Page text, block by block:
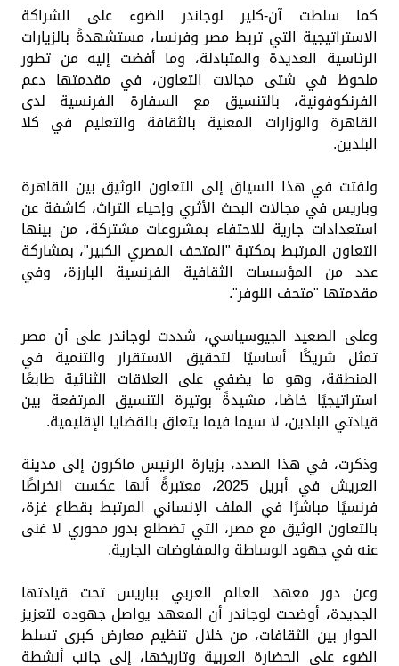
كما سلطت آن-كلير لوجاندر الضوء على الشراكة
الاستراتيجية التي تربط مصر وفرنسا، مستشهدةً بالزيارات
الرئاسية العديدة والمتبادلة، وما أفضت إليه من تطور
ملحوظ في شتى مجالات التعاون، في مقدمتها دعم
الفرنكوفونية، بالتنسيق مع السفارة الفرنسية لدى
القاهرة والوزارات المعنية بالثقافة والتعليم في كلا
البلدين.
ولفتت في هذا السياق إلى التعاون الوثيق بين القاهرة
وباريس في مجالات البحث الأثري وإحياء التراث، كاشفة عن
استعدادات جارية للاحتفاء بمشروعات مشتركة، من بينها
التعاون المرتبط بمكتبة "المتحف المصري الكبير"، بمشاركة
عدد من المؤسسات الثقافية الفرنسية البارزة، وفي
مقدمتها "متحف اللوفر".
وعلى الصعيد الجيوسياسي، شددت لوجاندر على أن مصر
تمثل شريكًا أساسيًا لتحقيق الاستقرار والتنمية في
المنطقة، وهو ما يضفي على العلاقات الثنائية طابعًا
استراتيجيًا خاصًا، مشيدةً بوتيرة التنسيق المرتفعة بين
قيادتي البلدين، لا سيما فيما يتعلق بالقضايا الإقليمية.
وذكرت، في هذا الصدد، بزيارة الرئيس ماكرون إلى مدينة
العريش في أبريل 2025، معتبرةً أنها عكست انخراطًا
فرنسيًا مباشرًا في الملف الإنساني المرتبط بقطاع غزة،
بالتعاون الوثيق مع مصر، التي تضطلع بدور محوري لا غنى
عنه في جهود الوساطة والمفاوضات الجارية.
وعن دور معهد العالم العربي بباريس تحت قيادتها
الجديدة، أوضحت لوجاندر أن المعهد يواصل جهوده لتعزيز
الحوار بين الثقافات، من خلال تنظيم معارض كبرى تسلط
الضوء على الحضارة العربية وتاريخها، إلى جانب أنشطة